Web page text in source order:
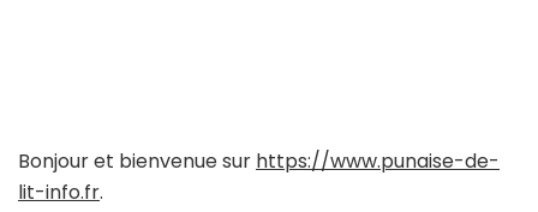
Bonjour et bienvenue sur https://www.punaise-de-
lit-info.fr.